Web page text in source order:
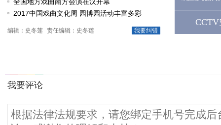
2017中国戏曲文化周 园博园活动丰富多彩
我要纠错
编辑：史冬莲 责任编辑：史冬莲